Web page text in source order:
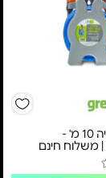
גלגלת השקייה 10 מ' -